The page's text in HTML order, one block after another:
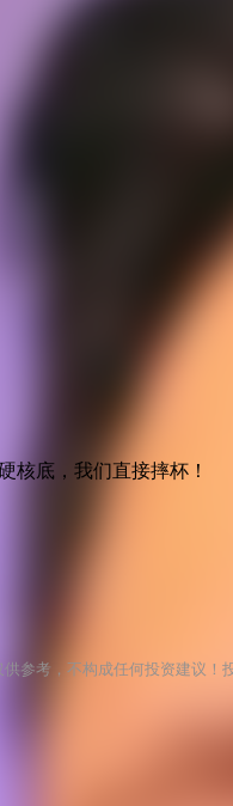
核底，我们直接摔杯！
供参考，不构成任何投资建议！